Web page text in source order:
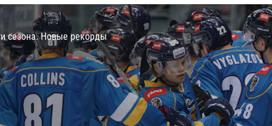
Нефтехимик
Трактор
Дивизион Чернышева
Авангард
Адмирал
КХЛ
сезона. Новые рекорды